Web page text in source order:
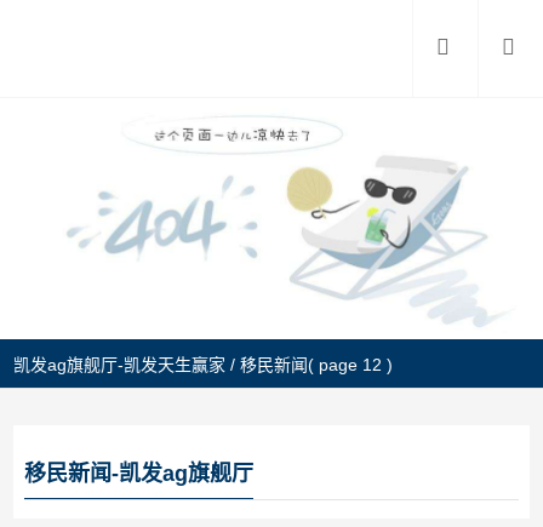
凯发ag旗舰厅-凯发天生赢家 /移民新闻( page 12 )
移民新闻-凯发ag旗舰厅